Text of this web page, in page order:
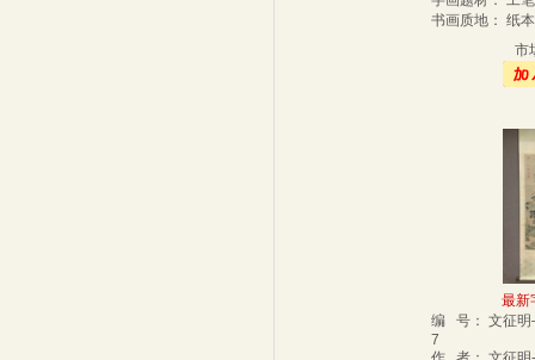
书画质地： 纸
市
最新
编 号： 文征
7